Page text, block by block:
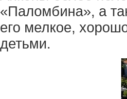
«Паломбина», а
его мелкое,
детьми.